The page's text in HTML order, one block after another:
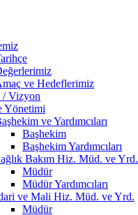
ve Hedeflerimiz
Vizyon
Yönetimi
ve Yardımcıları
Başhekim
Başhekim Yardımcıları
Bakım Hiz. Müd. ve Yrd.
Müdür
Müdür Yardımcıları
ve Mali Hiz. Müd. ve Yrd.
Müdür